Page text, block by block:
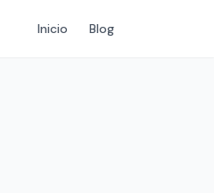
Inicio Blog